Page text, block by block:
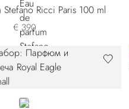
Ricci Paris 100 ml
€ 390
NEUTRAL